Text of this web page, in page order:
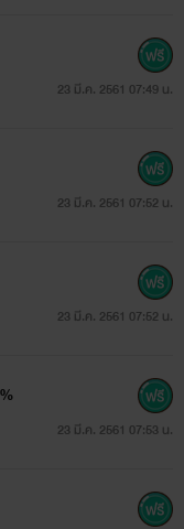
ำอะไรกิน จะพาลูกไป
นี้พ่อเลี้ยงหนุ่มเริ่ม
งนี้ผมจะจัดการเอง ผม
งผู้ป่วยไปตามคำสั่ง
นเพียงลำพังเขาจึง
เหรอกล้วย”
23 มี.ค. 2561 07:49 น.
23 มี.ค. 2561 07:52 น.
23 มี.ค. 2561 07:52 น.
23 มี.ค. 2561 07:53 น.